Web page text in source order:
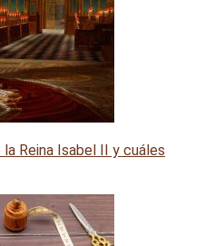
Reina Isabel II y cuáles